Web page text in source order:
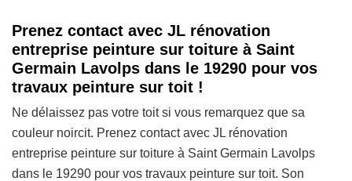
Prenez contact avec JL rénovation
entreprise peinture sur toiture à Saint
Germain Lavolps dans le 19290 pour vos
travaux peinture sur toit !
Ne délaissez pas votre toit si vous remarquez que sa
couleur noircit. Prenez contact avec JL rénovation
entreprise peinture sur toiture à Saint Germain Lavolps
dans le 19290 pour vos travaux peinture sur toit. Son